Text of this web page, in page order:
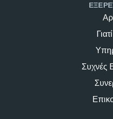
Συχνές